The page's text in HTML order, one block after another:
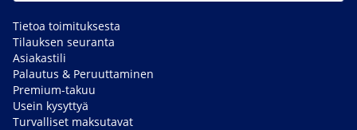
Tietoa toimituksesta
Tilauksen seuranta
Asiakastili
Palautus & Peruuttaminen
Premium-takuu
Usein kysyttyä
Turvalliset maksutavat